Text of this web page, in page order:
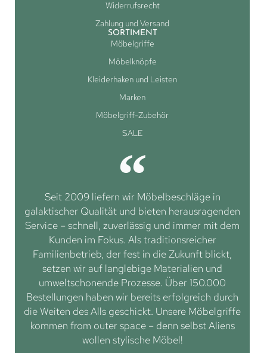
Widerrufsrecht
Zahlung und Versand
SORTIMENT
Möbelgriffe
Möbelknöpfe
Kleiderhaken und Leisten
Marken
Möbelgriff-Zubehör
SALE
Seit 2009 liefern wir Möbelbeschläge in
galaktischer Qualität und bieten herausragenden
Service – schnell, zuverlässig und immer mit dem
Kunden im Fokus. Als traditionsreicher
Familienbetrieb, der fest in die Zukunft blickt,
setzen wir auf langlebige Materialien und
umweltschonende Prozesse. Über 150.000
Bestellungen haben wir bereits erfolgreich durch
die Weiten des Alls geschickt. Unsere Möbelgriffe
kommen from outer space – denn selbst Aliens
wollen stylische Möbel!